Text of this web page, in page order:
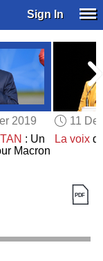
Sign In
2019
: Un
Macron
11
La voix